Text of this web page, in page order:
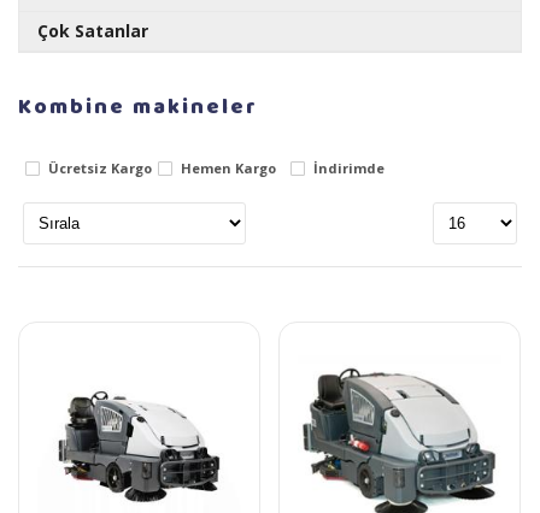
Nilfisk
Stok Durumu
Stokta var
Stokta yok
Çok Satanlar
Teklif Al!
Teklif Al!
RULOPAK ISLAK MOP DAR 500 GR
Kombine makineler
Ücretsiz Kargo Hemen Kargo İndirimde